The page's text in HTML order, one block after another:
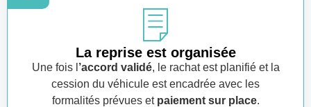
La reprise est organisée
Une fois l ’accord validé, le rachat est planifié et la
cession du véhicule est encadrée avec les
formalités prévues et paiement sur place.